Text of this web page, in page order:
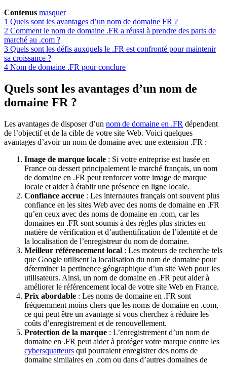
Contenus masquer
1 Quels sont les avantages d’un nom de domaine FR ?
2 Comment le nom de domaine .FR a réussi à prendre des parts de
marché au .com ?
3 Quels sont les défis auxquels le .FR est confronté pour maintenir
sa croissance ?
4 Nom de domaine .FR pour conclure
Quels sont les avantages d’un nom de
domaine FR ?
Les avantages de disposer d’un nom de domaine en .FR dépendent
de l’objectif et de la cible de votre site Web. Voici quelques
avantages d’avoir un nom de domaine avec une extension .FR :
Image de marque locale : Si votre entreprise est basée en
France ou dessert principalement le marché français, un nom
de domaine en .FR peut renforcer votre image de marque
locale et aider à établir une présence en ligne locale.
Confiance accrue : Les internautes français ont souvent plus
confiance en les sites Web avec des noms de domaine en .FR
qu’en ceux avec des noms de domaine en .com, car les
domaines en .FR sont soumis à des règles plus strictes en
matière de vérification et d’authentification de l’identité et de
la localisation de l’enregistreur du nom de domaine.
Meilleur référencement local : Les moteurs de recherche tels
que Google utilisent la localisation du nom de domaine pour
déterminer la pertinence géographique d’un site Web pour les
utilisateurs. Ainsi, un nom de domaine en .FR peut aider à
améliorer le référencement local de votre site Web en France.
Prix abordable : Les noms de domaine en .FR sont
fréquemment moins chers que les noms de domaine en .com,
ce qui peut être un avantage si vous cherchez à réduire les
coûts d’enregistrement et de renouvellement.
Protection de la marque : L’enregistrement d’un nom de
domaine en .FR peut aider à protéger votre marque contre les
cybersquatteurs qui pourraient enregistrer des noms de
domaine similaires en .com ou dans d’autres domaines de